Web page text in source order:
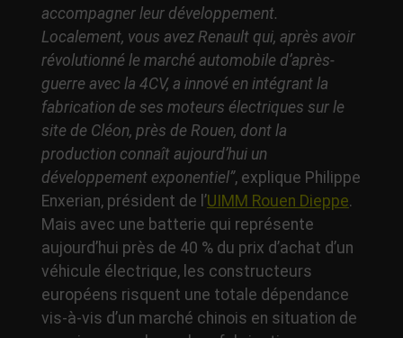
accompagner leur développement.
Localement, vous avez Renault qui, après avoir
révolutionné le marché automobile d’après-
guerre avec la 4CV, a innové en intégrant la
fabrication de ses moteurs électriques sur le
site de Cléon, près de Rouen, dont la
production connaît aujourd’hui un
développement exponentiel”, explique Philippe
Enxerian, président de l’UIMM Rouen Dieppe.
Mais avec une batterie qui représente
aujourd’hui près de 40 % du prix d’achat d’un
véhicule électrique, les constructeurs
européens risquent une totale dépendance
vis-à-vis d’un marché chinois en situation de